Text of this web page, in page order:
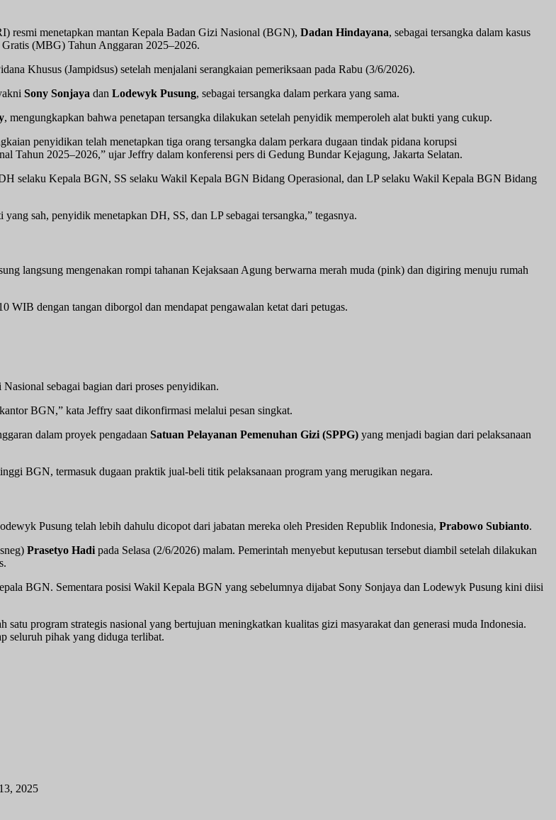
resmi menetapkan mantan Kepala Badan Gizi Nasional (BGN), Dadan Hindayana, sebagai tersangka dalam kasus
(MBG) Tahun Anggaran 2025–2026.
Khusus (Jampidsus) setelah menjalani serangkaian pemeriksaan pada Rabu (3/6/2026).
Sony Sonjaya dan Lodewyk Pusung, sebagai tersangka dalam perkara yang sama.
, mengungkapkan bahwa penetapan tersangka dilakukan setelah penyidik memperoleh alat bukti yang cukup.
penyidikan telah menetapkan tiga orang tersangka dalam perkara dugaan tindak pidana korupsi
Tahun 2025–2026,” ujar Jeffry dalam konferensi pers di Gedung Bundar Kejagung, Jakarta Selatan.
selaku Kepala BGN, SS selaku Wakil Kepala BGN Bidang Operasional, dan LP selaku Wakil Kepala BGN Bidang
sah, penyidik menetapkan DH, SS, dan LP sebagai tersangka,” tegasnya.
langsung mengenakan rompi tahanan Kejaksaan Agung berwarna merah muda (pink) dan digiring menuju rumah
dengan tangan diborgol dan mendapat pengawalan ketat dari petugas.
sebagai bagian dari proses penyidikan.
BGN,” kata Jeffry saat dikonfirmasi melalui pesan singkat.
dalam proyek pengadaan Satuan Pelayanan Pemenuhan Gizi (SPPG) yang menjadi bagian dari pelaksanaan
BGN, termasuk dugaan praktik jual-beli titik pelaksanaan program yang merugikan negara.
Pusung telah lebih dahulu dicopot dari jabatan mereka oleh Presiden Republik Indonesia, Prabowo Subianto.
Prasetyo Hadi pada Selasa (2/6/2026) malam. Pemerintah menyebut keputusan tersebut diambil setelah dilakukan
BGN. Sementara posisi Wakil Kepala BGN yang sebelumnya dijabat Sony Sonjaya dan Lodewyk Pusung kini diisi
program strategis nasional yang bertujuan meningkatkan kualitas gizi masyarakat dan generasi muda Indonesia.
seluruh pihak yang diduga terlibat.
2025